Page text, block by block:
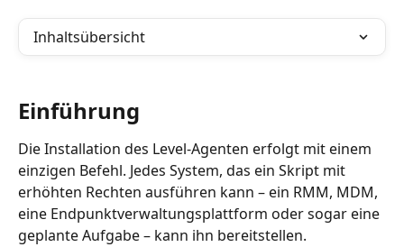
Inhaltsübersicht
Einführung
Die Installation des Level-Agenten erfolgt mit einem
einzigen Befehl. Jedes System, das ein Skript mit
erhöhten Rechten ausführen kann – ein RMM, MDM,
eine Endpunktverwaltungsplattform oder sogar eine
geplante Aufgabe – kann ihn bereitstellen.